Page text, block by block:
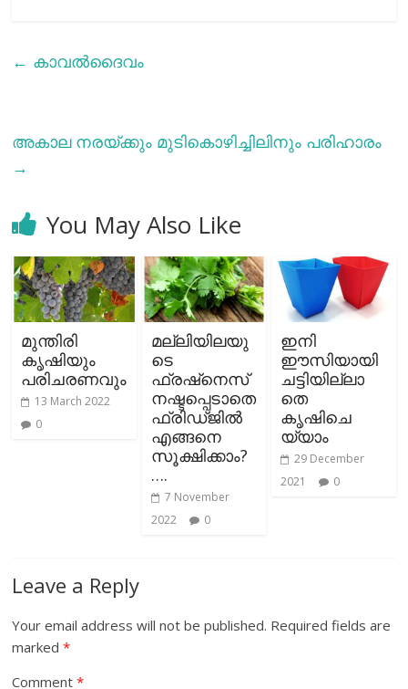
← കാവൽദൈവം
അകാല നരയ്ക്കും മുടികൊഴിച്ചിലിനും പരിഹാരം
→
You May Also Like
മുന്തിരി
കൃഷിയും
പരിചരണവും
13 March 2022
0
മല്ലിയിലയു
ടെ
ഫ്രഷ്‌നെസ്
നഷ്ടപ്പെടാതെ
ഫ്രിഡ്ജില്‍
എങ്ങനെ
സൂക്ഷിക്കാം?
….
7 November
2022
0
ഇനി
ഈസിയായി
ചട്ടിയില്ലാ
തെ
കൃഷിചെ
യ്യാം
29 December
2021
0
Leave a Reply
Your email address will not be published. Required fields are
marked*
Comment*